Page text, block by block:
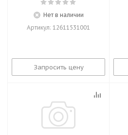
Нет в наличии
Артикул: 12611531001
Запросить цену